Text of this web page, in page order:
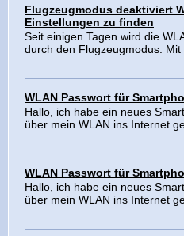
Flugzeugmodus deaktiviert
Einstellungen zu finden
Seit einigen Tagen wird die
durch den Flugzeugmodus.
WLAN Passwort für
Hallo, ich habe ein neues
über mein WLAN ins Internet
WLAN Passwort für
Hallo, ich habe ein neues
über mein WLAN ins Internet